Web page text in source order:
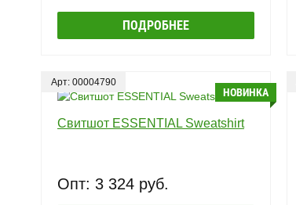
ПОДРОБНЕЕ
Арт: 00004790
НОВИНКА
Свитшот ESSENTIAL Sweatshirt
Опт: 3 324 руб.